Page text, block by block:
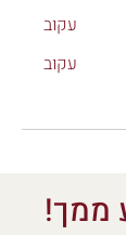
עקוב
עקוב
ממך!